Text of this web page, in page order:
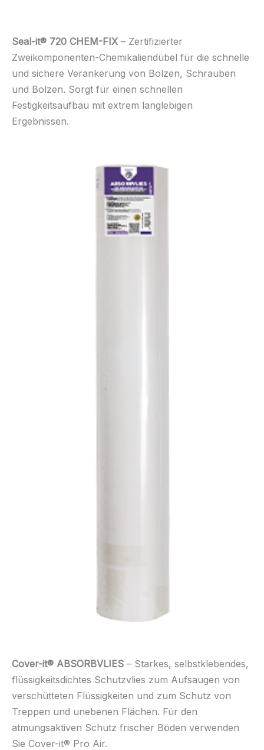
Seal-it® 720 CHEM-FIX – Zertifizierter
Zweikomponenten-Chemikaliendübel für die schnelle
und sichere Verankerung von Bolzen, Schrauben
und Bolzen. Sorgt für einen schnellen
Festigkeitsaufbau mit extrem langlebigen
Ergebnissen.
Cover-it® ABSORBVLIES – Starkes, selbstklebendes,
flüssigkeitsdichtes Schutzvlies zum Aufsaugen von
verschütteten Flüssigkeiten und zum Schutz von
Treppen und unebenen Flächen. Für den
atmungsaktiven Schutz frischer Böden verwenden
Sie Cover-it® Pro Air.